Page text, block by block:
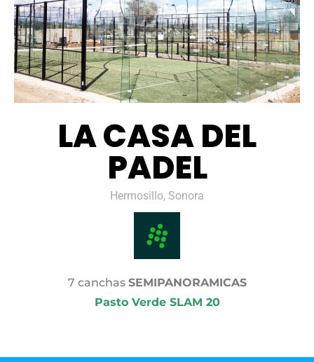
LA CASA DEL
PADEL
Hermosillo, Sonora
7 canchas SEMIPANORAMICAS
Pasto Verde SLAM 20